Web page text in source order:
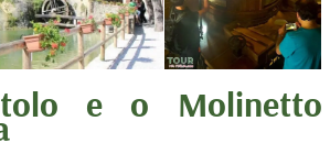
e o Molinetto